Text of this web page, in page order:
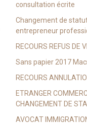
consultation écrite
Changement de
entrepreneur
RECOURS REFUS DE
Sans papier 2017
RECOURS
ETRANGER
CHANGEMENT DE
AVOCAT